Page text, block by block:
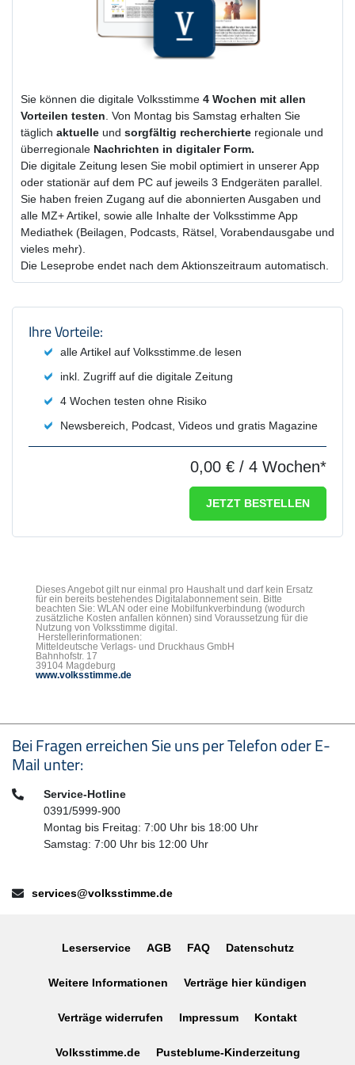
Sie können die digitale Volksstimme 4 Wochen mit allen
Vorteilen testen . Von Montag bis Samstag erhalten Sie
täglich aktuelle und sorgfältig recherchierte regionale und
überregionale Nachrichten in digitaler Form.
Die digitale Zeitung lesen Sie mobil optimiert in unserer App
oder stationär auf dem PC auf jeweils 3 Endgeräten parallel.
Sie haben freien Zugang auf die abonnierten Ausgaben und
alle MZ+ Artikel, sowie alle Inhalte der Volksstimme App
Mediathek (Beilagen, Podcasts, Rätsel, Vorabendausgabe und
vieles mehr).
Die Leseprobe endet nach dem Aktionszeitraum automatisch.
Produktzusammenfassung und
Ihre Vorteile:
alle Artikel auf Volksstimme.de lesen
inkl. Zugriff auf die digitale Zeitung
4 Wochen testen ohne Risiko
Newsbereich, Podcast, Videos und gratis Magazine
0,00 € / 4 Wochen*
JETZT BESTELLEN
Dieses Angebot gilt nur einmal pro Haushalt und darf kein Ersatz
für ein bereits bestehendes Digitalabonnement sein. Bitte
beachten Sie: WLAN oder eine Mobilfunkverbindung (wodurch
zusätzliche Kosten anfallen können) sind Voraussetzung für die
Nutzung von Volksstimme digital.
Herstellerinformationen:
Mitteldeutsche Verlags- und Druckhaus GmbH
Bahnhofstr. 17
39104 Magdeburg
www.volksstimme.de
Seitenfußbereich
Bei Fragen erreichen Sie uns per Telefon oder E-
Mail unter:
Telefon:Service-Hotline
0391/5999-900
Montag bis Freitag: 7:00 Uhr bis 18:00 Uhr
Samstag: 7:00 Uhr bis 12:00 Uhr
E-Mail:services@volksstimme.de
Leserservice AGB FAQ Datenschutz
Weitere Informationen Verträge hier kündigen
Verträge widerrufen Impressum Kontakt
Volksstimme.de Pusteblume-Kinderzeitung